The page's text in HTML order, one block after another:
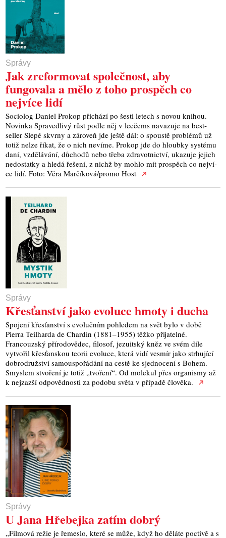
Správy
Jak zreformovat společnost, aby
fungovala a mělo z toho prospěch co
nejvíce lidí
Soci­o­log Daniel Pro­kop při­chá­zí po šes­ti letech s novou kni­hou.
Novin­ka Spra­ved­li­vý růst pod­le něj v lec­čems nava­zu­je na best­
seller Sle­pé skvr­ny a záro­veň jde ješ­tě dál: o spous­tě pro­blé­mů už
totiž nelze říkat, že o nich neví­me. Pro­kop jde do hloub­ky sys­té­mu
daní, vzdě­lá­vá­ní, důcho­dů nebo tře­ba zdra­vot­nic­tví, uka­zu­je jejich
nedo­stat­ky a hle­dá řeše­ní, z nichž by moh­lo mít pro­spěch co nej­ví­
ce lidí. Foto: Věra Marčíková/promo Host
Správy
Křesťanství jako evoluce hmoty i ducha
Spojení křesťanství s evolučním pohledem na svět bylo v době
Pierra Teilharda de Chardin (1881–1955) těžko přijatelné.
Francouzský přírodovědec, filosof, jezuitský kněz ve svém díle
vytvořil křesťanskou teorii evoluce, která vidí vesmír jako strhující
dobrodružství samouspořádání na cestě ke sjednocení s Bohem.
Smyslem stvoření je totiž „tvoření“. Od molekul přes organismy až
k nejzazší odpovědnosti za podobu světa v případě člověka.
Správy
U Jana Hřebejka zatím dobrý
„Filmová režie je řemeslo, které se může, když ho děláte poctivě a s